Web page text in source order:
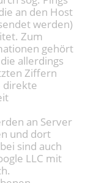
an den Host
werden)
Zum
gehört
allerdings
Ziffern
direkte
an Server
und dort
sind auch
LLC mit